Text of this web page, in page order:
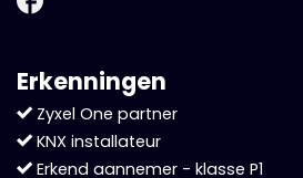
Erkenningen
Zyxel One partner
KNX installateur
Erkend aannemer - klasse P1